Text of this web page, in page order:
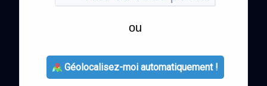
ou
Géolocalisez-moi automatiquement !